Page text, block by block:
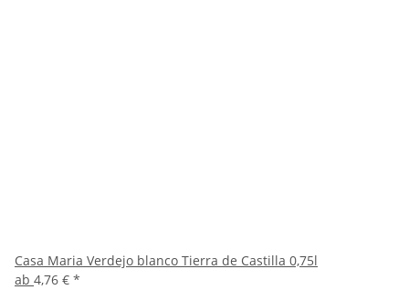
Casa Maria Verdejo blanco Tierra de Castilla 0,75l
ab 4,76 € *